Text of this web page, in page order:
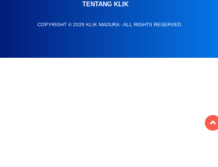
TENTANG KLIK
COPYRIGHT © 2026 KLIK MADURA - ALL RIGHTS RESERVED